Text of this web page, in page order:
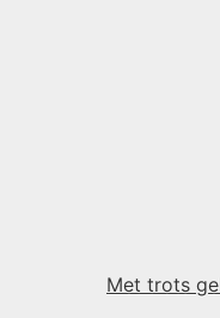
Met trots